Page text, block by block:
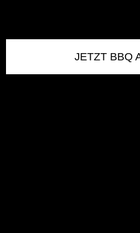
JETZT BBQ